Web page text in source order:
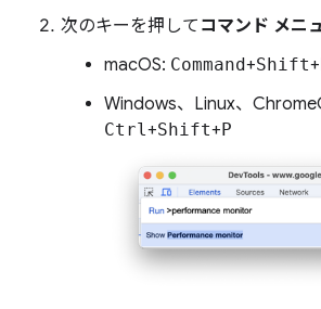
次のキーを押して コマンド メニ
macOS: Command+Shift+
Windows、Linux、
Ctrl+Shift+P